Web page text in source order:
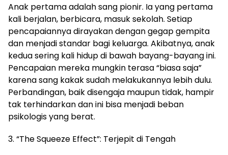
Anak pertama adalah sang pionir. Ia yang pertama
kali berjalan, berbicara, masuk sekolah. Setiap
pencapaiannya dirayakan dengan gegap gempita
dan menjadi standar bagi keluarga. Akibatnya, anak
kedua sering kali hidup di bawah bayang-bayang ini.
Pencapaian mereka mungkin terasa “biasa saja”
karena sang kakak sudah melakukannya lebih dulu.
Perbandingan, baik disengaja maupun tidak, hampir
tak terhindarkan dan ini bisa menjadi beban
psikologis yang berat.
3. “The Squeeze Effect”: Terjepit di Tengah